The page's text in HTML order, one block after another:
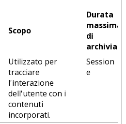
Scopo
Durata
massima
di
Utilizzato per
tracciare
l'interazione
dell'utente con i
contenuti
incorporati.
Session
e